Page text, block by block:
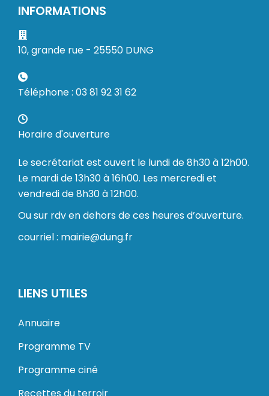
INFORMATIONS
10, grande rue - 25550 DUNG
Téléphone : 03 81 92 31 62
Horaire d'ouverture
Le secrétariat est ouvert le lundi de 8h30 à 12h00.
Le mardi de 13h30 à 16h00. Les mercredi et
vendredi de 8h30 à 12h00.
Ou sur rdv en dehors de ces heures d’ouverture.
courriel : mairie@dung.fr
LIENS UTILES
Annuaire
Programme TV
Programme ciné